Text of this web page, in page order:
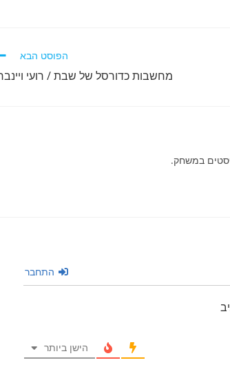
הפוסט הבא
מחשבות כדורסל של שבת / רועי
התחבר
הישן ביותר